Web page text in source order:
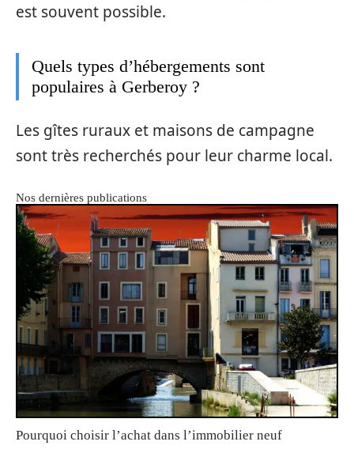
est souvent possible.
Quels types d’hébergements sont
populaires à Gerberoy ?
Les gîtes ruraux et maisons de campagne
sont très recherchés pour leur charme local.
Nos dernières publications
Pourquoi choisir l’achat dans l’immobilier neuf